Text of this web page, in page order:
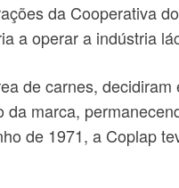
da Cooperativa
a operar a indústria
de carnes,
marca,
de 1971, a Coplap